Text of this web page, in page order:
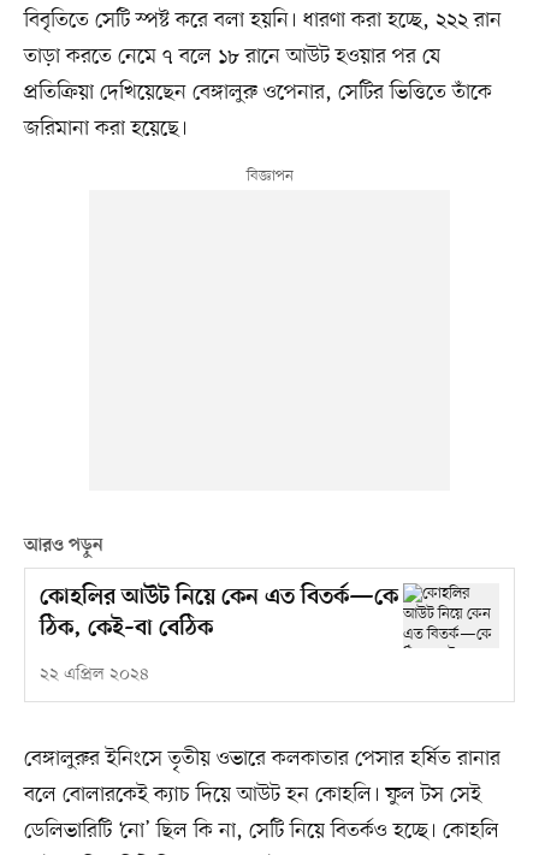
বিবৃতিতে সেটি স্পষ্ট করে বলা হয়নি। ধারণা করা হচ্ছে, ২২২ রান
তাড়া করতে নেমে ৭ বলে ১৮ রানে আউট হওয়ার পর যে
প্রতিক্রিয়া দেখিয়েছেন বেঙ্গালুরু ওপেনার, সেটির ভিত্তিতে তাঁকে
জরিমানা করা হয়েছে।
আরও পড়ুন
কোহলির আউট নিয়ে কেন এত বিতর্ক—কে
ঠিক, কেই–বা বেঠিক
২২ এপ্রিল ২০২৪
বেঙ্গালুরুর ইনিংসে তৃতীয় ওভারে কলকাতার পেসার হর্ষিত রানার
বলে বোলারকেই ক্যাচ দিয়ে আউট হন কোহলি। ফুল টস সেই
ডেলিভারিটি ‘নো’ ছিল কি না, সেটি নিয়ে বিতর্কও হচ্ছে। কোহলি